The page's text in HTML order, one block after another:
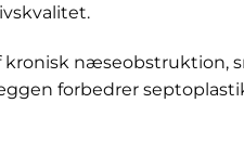
kronisk
forbedrer